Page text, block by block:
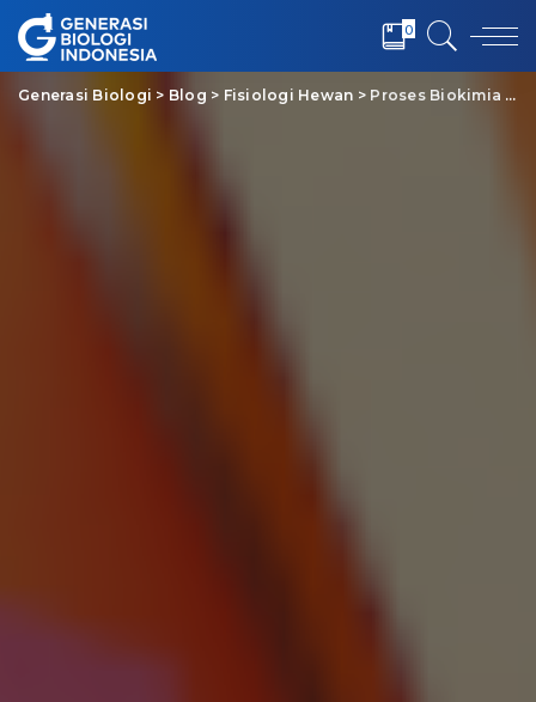
0
Generasi Biologi > Blog > Fisiologi Hewan > Proses Biokimia Pencernaan Makanan pada Manusia